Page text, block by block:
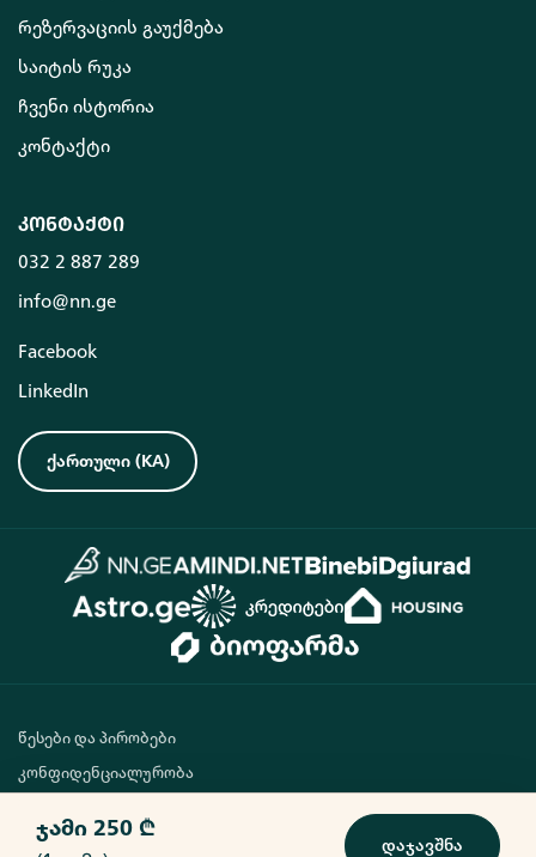
ჯამი 250 ₾
დაჯავშნა
რეზერვაციის გაუქმება
საიტის რუკა
ჩვენი ისტორია
კონტაქტი
კონტაქტი
032 2 887 289
info@nn.ge
Facebook
LinkedIn
ქართული (KA)
წესები და პირობები
კონფიდენციალურობა